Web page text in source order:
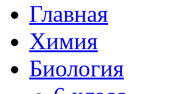
Главная
Химия
Биология